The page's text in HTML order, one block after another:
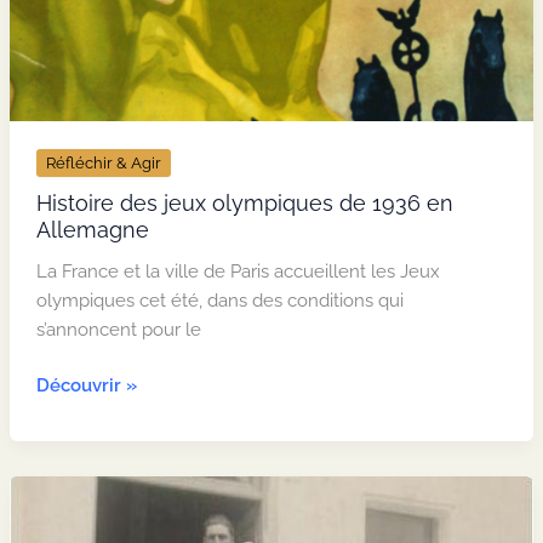
Réfléchir & Agir
Histoire des jeux olympiques de 1936 en
Allemagne
La France et la ville de Paris accueillent les Jeux
olympiques cet été, dans des conditions qui
s’annoncent pour le
Histoire
jeux
Découvrir »